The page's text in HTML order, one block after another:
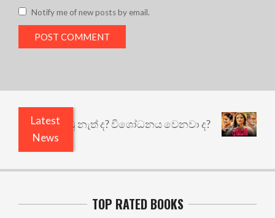
Notify me of new posts by email.
Latest
News
කුඩු නැත් ද? විශෝධනය වෙනවා ද?
TOP RATED BOOKS